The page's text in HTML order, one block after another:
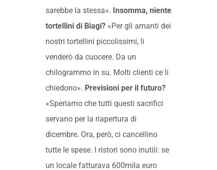
sarebbe la stessa». Insomma, niente
tortellini di Biagi?«Per gli amanti dei
nostri tortellini piccolissimi, li
venderò da cuocere. Da un
chilogrammo in su. Molti clienti ce li
chiedono». Previsioni per il futuro?
«Speriamo che tutti questi sacrifici
servano per la riapertura di
dicembre. Ora, però, ci cancellino
tutte le spese. I ristori sono inutili: se
un locale fatturava 600mila euro